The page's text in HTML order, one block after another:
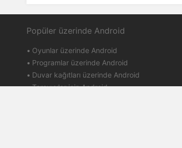
Popüler üzerinde Android
Oyunlar üzerinde Android
Programlar üzerinde Android
Duvar kağıtları üzerinde Android
Tarayıcılar için Android